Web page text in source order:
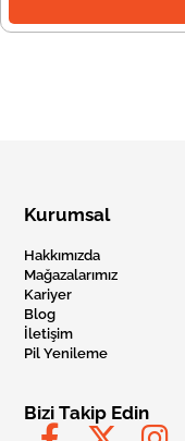
Kurumsal
Hakkımızda
Mağazalarımız
Kariyer
Blog
İletişim
Pil Yenileme
Bizi Takip Edin